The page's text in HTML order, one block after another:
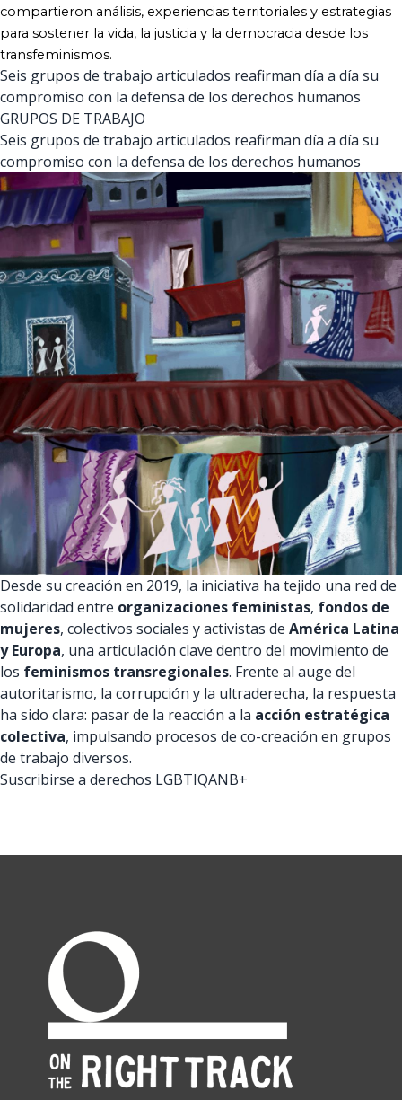
compartieron análisis, experiencias territoriales y estrategias
para sostener la vida, la justicia y la democracia desde los
transfeminismos.
Seis grupos de trabajo articulados reafirman día a día su
compromiso con la defensa de los derechos humanos
GRUPOS DE TRABAJO
Seis grupos de trabajo articulados reafirman día a día su
compromiso con la defensa de los derechos humanos
Desde su creación en 2019, la iniciativa ha tejido una red de
solidaridad entre organizaciones feministas, fondos de
mujeres, colectivos sociales y activistas de América Latina
y Europa, una articulación clave dentro del movimiento de
los feminismos transregionales. Frente al auge del
autoritarismo, la corrupción y la ultraderecha, la respuesta
ha sido clara: pasar de la reacción a la acción estratégica
colectiva, impulsando procesos de co-creación en grupos
de trabajo diversos.
Suscribirse a derechos LGBTIQANB+